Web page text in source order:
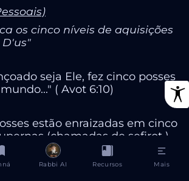
os cinco níveis de aquisições
D'us"
seja Ele, fez cinco posses
( Avot 6:10)
estão enraizadas em cinco
(chamadas de sefirot ).
chesed ; a Torá - gevura ; Israel
Terra - yesod ; o Templo -
Rabbi AI Recursos Mais